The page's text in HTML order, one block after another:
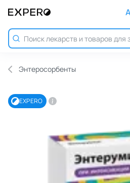
Энтеросорбенты
EXPERO